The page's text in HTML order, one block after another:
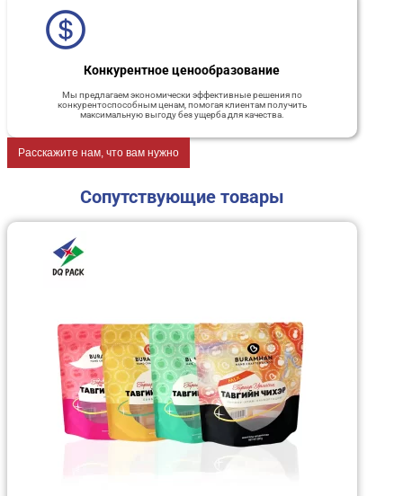
Конкурентное ценообразование
Мы предлагаем экономически эффективные решения по
конкурентоспособным ценам, помогая клиентам получить
максимальную выгоду без ущерба для качества.
Расскажите нам, что вам нужно
Сопутствующие товары